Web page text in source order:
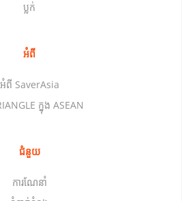
ប្លក់
អំពី
អំពី SaverAsia
ក្នុង ASEAN
ជំនួយ
ការណែនាំ